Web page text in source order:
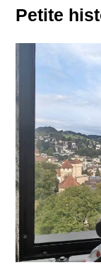
Petite